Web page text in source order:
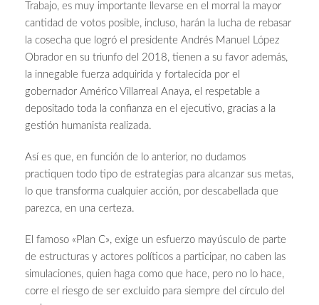
Trabajo, es muy importante llevarse en el morral la mayor
cantidad de votos posible, incluso, harán la lucha de rebasar
la cosecha que logró el presidente Andrés Manuel López
Obrador en su triunfo del 2018, tienen a su favor además,
la innegable fuerza adquirida y fortalecida por el
gobernador Américo Villarreal Anaya, el respetable a
depositado toda la confianza en el ejecutivo, gracias a la
gestión humanista realizada.
Así es que, en función de lo anterior, no dudamos
practiquen todo tipo de estrategias para alcanzar sus metas,
lo que transforma cualquier acción, por descabellada que
parezca, en una certeza.
El famoso «Plan C», exige un esfuerzo mayúsculo de parte
de estructuras y actores políticos a participar, no caben las
simulaciones, quien haga como que hace, pero no lo hace,
corre el riesgo de ser excluido para siempre del círculo del